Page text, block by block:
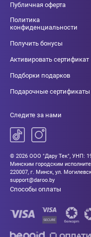
Публичная оферта
Политика
конфиденциальности
Получить бонусы
Активировать сертификат
Подборки подарков
Подарочные сертификаты
Следите за нами
© 2026 ООО "Дару Тек", УНП:
Минским городским
220007, г. Минск, ул.
support@daroo.by
Способы оплаты